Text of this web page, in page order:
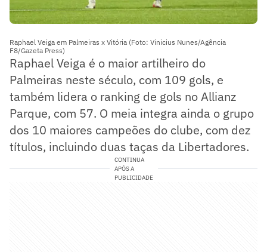
Raphael Veiga em Palmeiras x Vitória (Foto: Vinicius Nunes/Agência
F8/Gazeta Press)
Raphael Veiga é o maior artilheiro do
Palmeiras neste século, com 109 gols, e
também lidera o ranking de gols no Allianz
Parque, com 57. O meia integra ainda o grupo
dos 10 maiores campeões do clube, com dez
títulos, incluindo duas taças da Libertadores.
CONTINUA
APÓS A
PUBLICIDADE